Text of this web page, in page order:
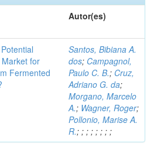
Autor(es)
for
Fermented
Santos, Bibiana A.
dos; Campagnol,
Paulo C. B.; Cruz,
Adriano G. da;
Morgano, Marcelo
A.; Wagner, Roger;
Pollonio, Marise A.
R.; ; ; ; ; ; ; ;